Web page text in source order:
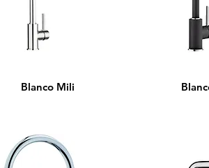
Blanco Mili